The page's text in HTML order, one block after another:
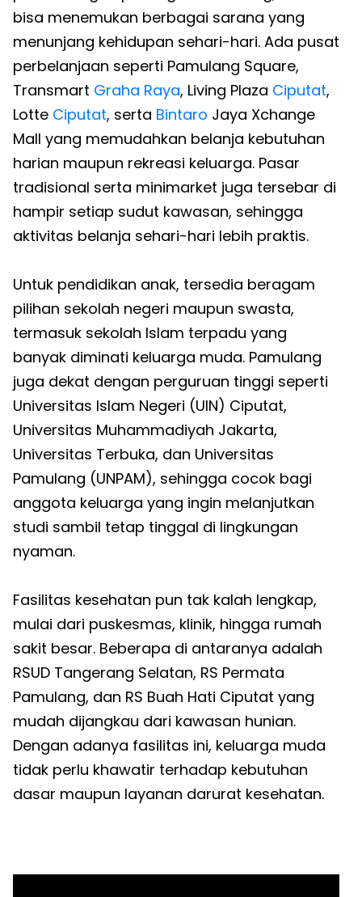
bisa menemukan berbagai sarana yang
menunjang kehidupan sehari-hari. Ada pusat
perbelanjaan seperti Pamulang Square,
Transmart Graha Raya, Living Plaza Ciputat,
Lotte Ciputat, serta Bintaro Jaya Xchange
Mall yang memudahkan belanja kebutuhan
harian maupun rekreasi keluarga. Pasar
tradisional serta minimarket juga tersebar di
hampir setiap sudut kawasan, sehingga
aktivitas belanja sehari-hari lebih praktis.
Untuk pendidikan anak, tersedia beragam
pilihan sekolah negeri maupun swasta,
termasuk sekolah Islam terpadu yang
banyak diminati keluarga muda. Pamulang
juga dekat dengan perguruan tinggi seperti
Universitas Islam Negeri (UIN) Ciputat,
Universitas Muhammadiyah Jakarta,
Universitas Terbuka, dan Universitas
Pamulang (UNPAM), sehingga cocok bagi
anggota keluarga yang ingin melanjutkan
studi sambil tetap tinggal di lingkungan
nyaman.
Fasilitas kesehatan pun tak kalah lengkap,
mulai dari puskesmas, klinik, hingga rumah
sakit besar. Beberapa di antaranya adalah
RSUD Tangerang Selatan, RS Permata
Pamulang, dan RS Buah Hati Ciputat yang
mudah dijangkau dari kawasan hunian.
Dengan adanya fasilitas ini, keluarga muda
tidak perlu khawatir terhadap kebutuhan
dasar maupun layanan darurat kesehatan.